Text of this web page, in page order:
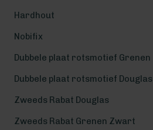
Hardhout
Nobifix
Dubbele plaat rotsmotief Grenen
Dubbele plaat rotsmotief Douglas
Zweeds Rabat Douglas
Zweeds Rabat Grenen Zwart